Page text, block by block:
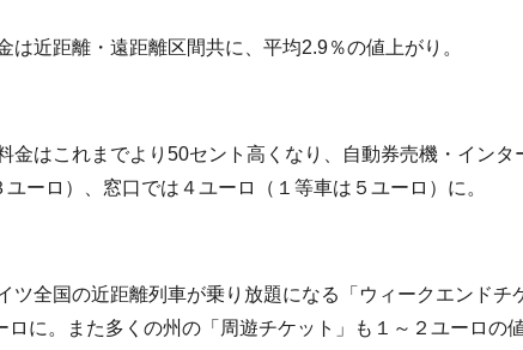
は近距離・遠距離区間共に、平均2.9％の値上がり。
金はこれまでより50セント高くなり、自動券売機・インタ
ユーロ）、窓口では４ユーロ（１等車は５ユーロ）に。
ツ全国の近距離列車が乗り放題になる「ウィークエンドチ
ロに。また多くの州の「周遊チケット」も１～２ユーロの